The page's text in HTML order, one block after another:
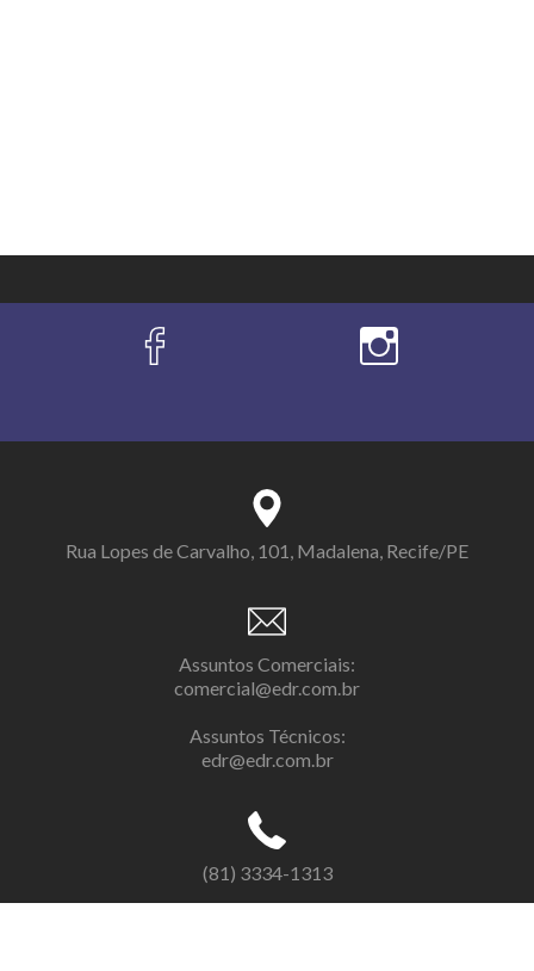
Rua Lopes de Carvalho, 101, Madalena, Recife/PE
Assuntos Comerciais:
comercial@edr.com.br
Assuntos Técnicos:
edr@edr.com.br
(81) 3334-1313